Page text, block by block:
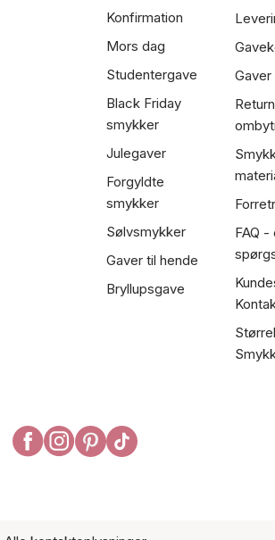
Konfirmation
Mors dag
Studentergave
Black Friday
smykker
Julegaver
Forgyldte
smykker
Sølvsmykker
Gaver til hende
Bryllupsgave
FAQ